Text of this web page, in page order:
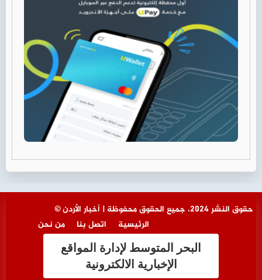
© حقوق النشر 2024، جميع الحقوق محفوظة | أخبار الأردن
من نحن
اتصل بنا الرئيسية
البحر المتوسط لإدارة المواقع
الإخبارية الالكترونية